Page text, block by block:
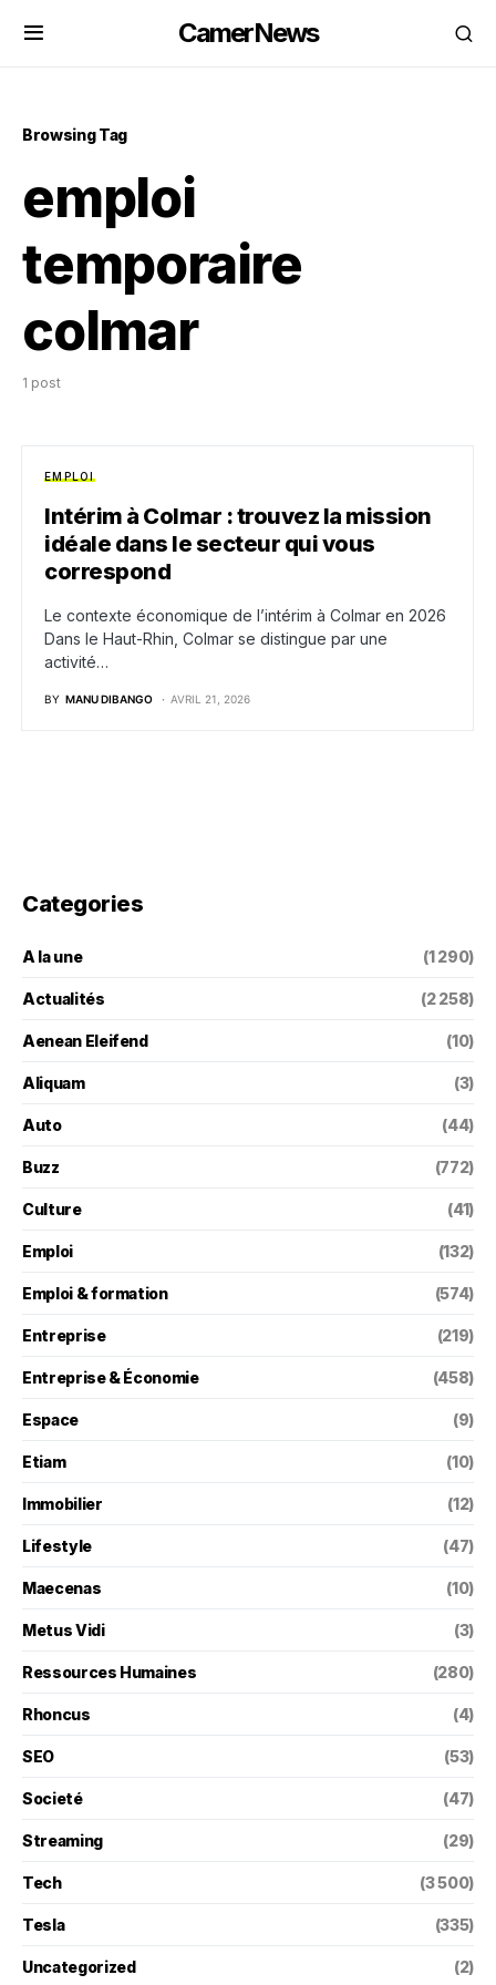
CamerNews
Browsing Tag
emploi
temporaire
colmar
1 post
EMPLOI
Intérim à Colmar : trouvez la mission
idéale dans le secteur qui vous
correspond
Le contexte économique de l’intérim à Colmar en 2026
Dans le Haut-Rhin, Colmar se distingue par une
activité…
BY MANU DIBANGO AVRIL 21, 2026
Categories
A la une (1 290)
Actualités (2 258)
Aenean Eleifend (10)
Aliquam (3)
Auto (44)
Buzz (772)
Culture (41)
Emploi (132)
Emploi & formation (574)
Entreprise (219)
Entreprise & Économie (458)
Espace (9)
Etiam (10)
Immobilier (12)
Lifestyle (47)
Maecenas (10)
Metus Vidi (3)
Ressources Humaines (280)
Rhoncus (4)
SEO (53)
Societé (47)
Streaming (29)
Tech (3 500)
Tesla (335)
Uncategorized (2)